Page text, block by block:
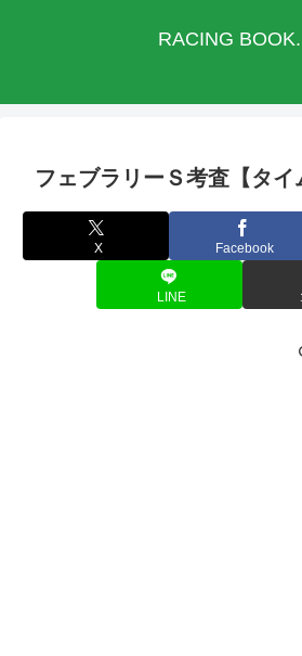
RACING
フェブラリーＳ考査【タイ
X Facebook
LINE